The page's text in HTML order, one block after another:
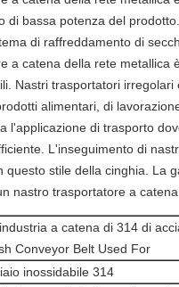
di bassa potenza del
di raffreddamento di
a catena della rete metallica
Nastri trasportatori
alimentari, di
l'applicazione di trasporto
L'inseguimento di
questo stile della cinghia. La
nastro trasportatore a
a catena di 314 di
Conveyor Belt Used For
inossidabile 314